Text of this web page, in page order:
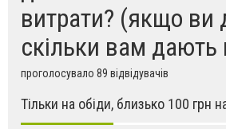
витрати? (якщо ви
скільки вам дають
проголосувало 89 відвідувачів
Тільки на обіди, близько 100 грн